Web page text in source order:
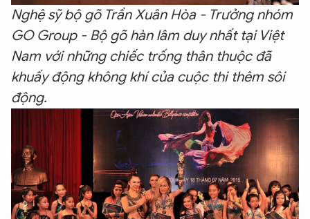
Nghệ sỹ bộ gõ Trần Xuân Hòa - Trưởng nhóm
GO Group - Bộ gõ hàn lâm duy nhất tại Việt
Nam với những chiếc trống thân thuộc đã
khuấy động không khí của cuộc thi thêm sôi
động.